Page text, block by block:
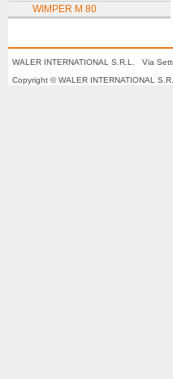
WIMPER M 80
WALER INTERNATIONAL S.R.L. Via
Copyright © WALER INTERNATIONAL